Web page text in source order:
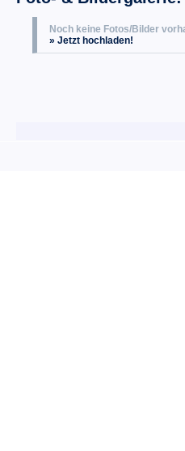
Noch keine Fotos/Bilder
» Jetzt hochladen!